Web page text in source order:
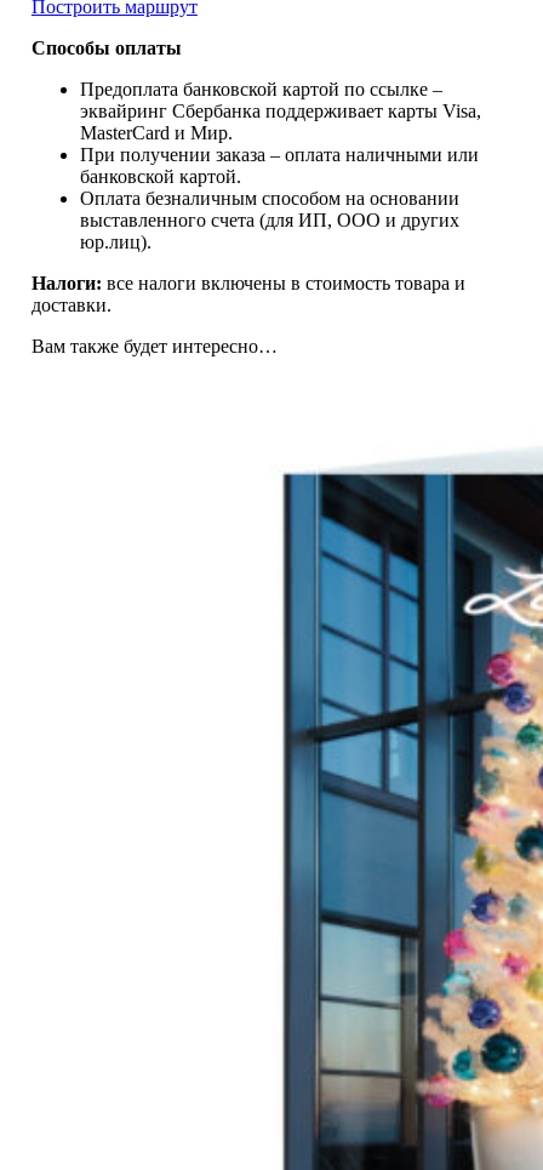
Построить маршрут
Способы оплаты
Предоплата банковской картой по ссылке –
эквайринг Сбербанка поддерживает карты Visa,
MasterCard и Мир.
При получении заказа – oплата наличными или
банковской картой.
Оплата безналичным способом на основании
выставленного счета (для ИП, ООО и других
юр.лиц).
Налоги: все налоги включены в стоимость товара и
доставки.
Вам также будет интересно…